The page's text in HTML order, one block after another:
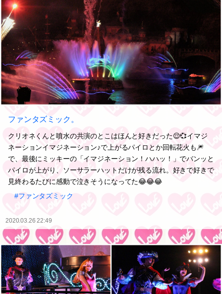
ファンタズミック。
クリオネくんと噴水の共演のとこはほんと好きだった😌💞イマジ
ネーションイマジネーション♪で上がるパイロとか回転花火も🎆
で、最後にミッキーの「イマジネーション！ハハッ！」でバンッと
パイロが上がり、ソーサラーハットだけが残る流れ。好きで好きで
見終わるたびに感動で泣きそうになってた😂😂😂
#ファンタズミック
2020.03.26 22:49